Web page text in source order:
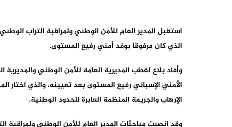
استقبل المدير العام للأمن الوطني ولمراقبة التراب
الذي كان مرفوقا بوفد أمني رفيع المستوى.
وأفاد بلاغ لقطب المديرية العامة للأمن الوطني
الأمني الإسباني رفيع المستوى بعد تعيينه، والذي
الإرهاب والجريمة المنظمة العابرة للحدود الوطنية.
وقد انصبت مباحثات المدير العام للأمن الوطني ولمراقبة